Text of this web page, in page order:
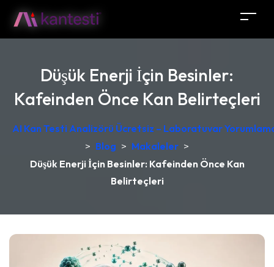
Düşük Enerji İçin Besinler:
Kafeinden Önce Kan Belirteçleri
AI Kan Testi Analizörü Ücretsiz – Laboratuvar
> Blog > Makaleler >
Düşük Enerji İçin Besinler: Kafeinden Önce Kan
Belirteçleri